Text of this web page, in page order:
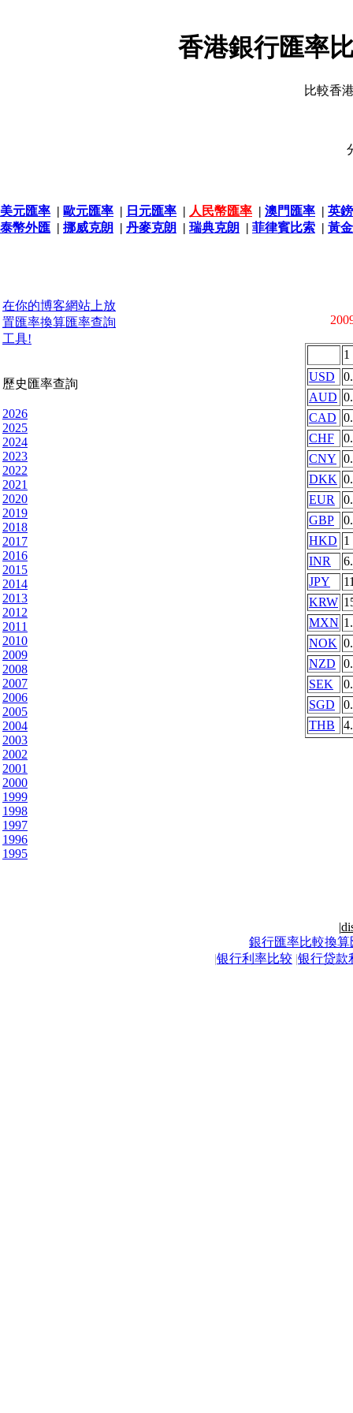
香港銀行匯率
比較香
美元匯率 | 歐元匯率 | 日元匯率 | 人民幣匯率 | 澳門匯率 | 英
泰幣外匯 | 挪威克朗 | 丹麥克朗 | 瑞典克朗 | 菲律賓比索 | 黃
在你的博客網站上放
置匯率換算匯率查詢
工具!
歷史匯率查詢
2026
2025
2024
2023
2022
2021
2020
2019
2018
2017
2016
2015
2014
2013
2012
2011
2010
2009
2008
2007
2006
2005
2004
2003
2002
2001
2000
1999
1998
1997
1996
1995
1
USD
AUD
CAD
CHF
CNY
DKK
EUR
GBP
HKD 1
INR
JPY
KRW
MXN
NOK
NZD
SEK
SGD
THB
|
銀行匯率比較換算
|银行利率比较 |银行贷款